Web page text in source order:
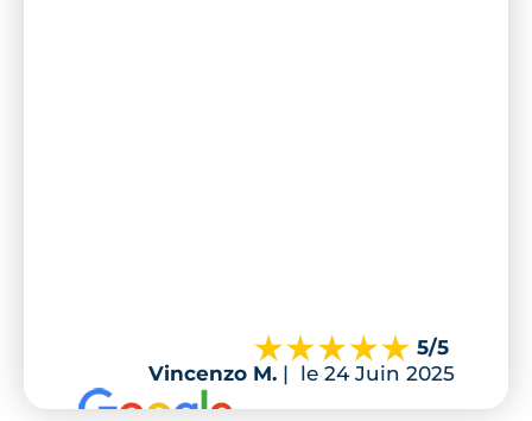
5/5
Vincenzo M. | le 24 Juin 2025